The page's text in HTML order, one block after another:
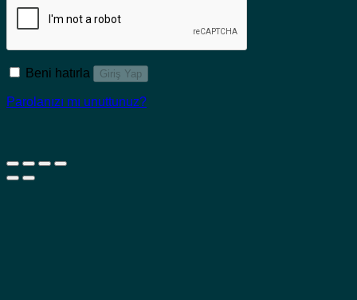
Beni hatırla Giriş Yap
Parolanızı mı unuttunuz?